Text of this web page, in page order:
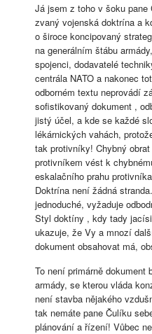
Já jsem z toho v šoku
zvaný vojenská doktrína a
o široce koncipovaný
na generálním štábu
spojenci, dodavatelé
centrála NATO a nakonec
odborném textu neprovádí
sofistikovaný dokument ,
jistý účel, a kde se každé
lékárnických vahách,
tak protivníky! Chybný
protivníkem vést k
eskalačního prahu
Doktrína není žádná
jednoduché, vyžaduje
Styl doktíny , kdy tady
ukazuje, že Vy a mnozí
dokument obsahovat má,
To není primárně
armády, se kterou vláda
není stavba nějakého
tak nemáte pane Čulíku
plánování a řízení! Vůbec